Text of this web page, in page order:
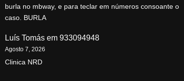
burla no mbway, e para teclar em números consoante o
caso. BURLA
Luís Tomás em 933094948
Agosto 7, 2026
Clinica NRD